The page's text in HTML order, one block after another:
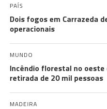
PAÍS
Dois fogos em Carrazeda
operacionais
MUNDO
Incêndio florestal no oeste
retirada de 20 mil pessoas
MADEIRA